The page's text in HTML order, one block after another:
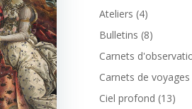
Ateliers (4)
Bulletins (8)
Carnets
Carnets de voyages
Ciel profond (13)